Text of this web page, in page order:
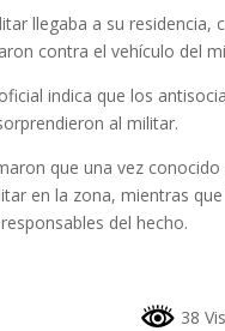
llegaba a su
contra el vehículo del
indica que los
al militar.
que una vez
en la zona, mientras
del hecho.
38